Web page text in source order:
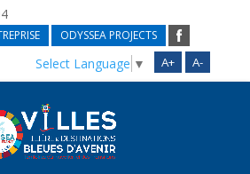
ODYSSEA PROJECTS
A+ A-
Select Language ▼